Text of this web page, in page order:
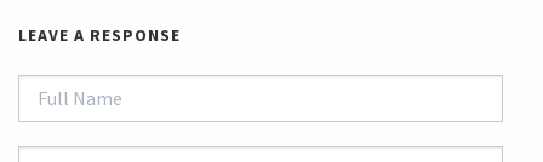
LEAVE A RESPONSE